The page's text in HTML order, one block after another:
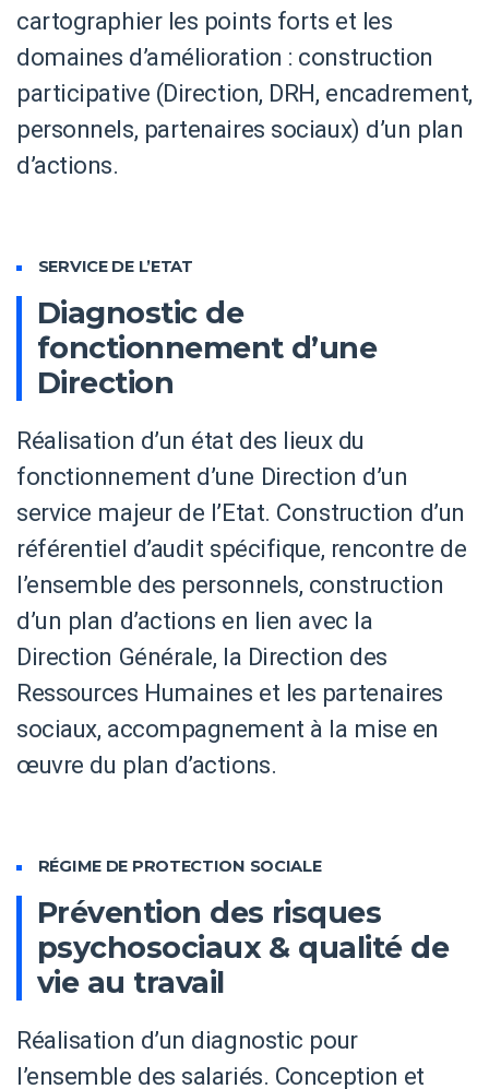
cartographier les points forts et les
domaines d’amélioration : construction
participative (Direction, DRH, encadrement,
personnels, partenaires sociaux) d’un plan
d’actions.
SERVICE DE L’ETAT
Diagnostic de
fonctionnement d’une
Direction
Réalisation d’un état des lieux du
fonctionnement d’une Direction d’un
service majeur de l’Etat. Construction d’un
référentiel d’audit spécifique, rencontre de
l’ensemble des personnels, construction
d’un plan d’actions en lien avec la
Direction Générale, la Direction des
Ressources Humaines et les partenaires
sociaux, accompagnement à la mise en
œuvre du plan d’actions.
RÉGIME DE PROTECTION SOCIALE
Prévention des risques
psychosociaux & qualité de
vie au travail
Réalisation d’un diagnostic pour
l’ensemble des salariés. Conception et